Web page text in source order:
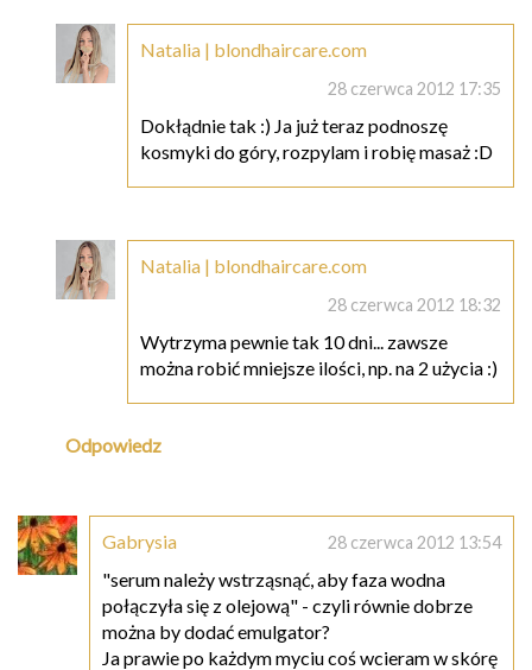
Natalia | blondhaircare.com
28 czerwca 2012 17:35
Dokłądnie tak :) Ja już teraz podnoszę
kosmyki do góry, rozpylam i robię masaż :D
Natalia | blondhaircare.com
28 czerwca 2012 18:32
Wytrzyma pewnie tak 10 dni... zawsze
można robić mniejsze ilości, np. na 2 użycia :)
Odpowiedz
Gabrysia 28 czerwca 2012 13:54
"serum należy wstrząsnąć, aby faza wodna
połączyła się z olejową" - czyli równie dobrze
można by dodać emulgator?
Ja prawie po każdym myciu coś wcieram w skórę